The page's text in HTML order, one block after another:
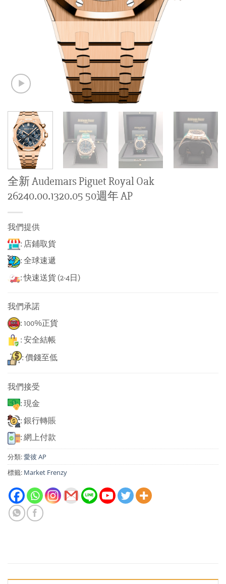
全新 Audemars Piguet Royal Oak
26240.00.1320.05 50週年 AP
我們提供
: 店鋪取貨
: 全球速遞
: 快速送貨 (2-4日)
我們承諾
: 100%正貨
: 安全結帳
: 價錢至低
我們接受
: 現金
: 銀行轉賬
: 網上付款
分類:愛彼 AP
標籤: Market Frenzy